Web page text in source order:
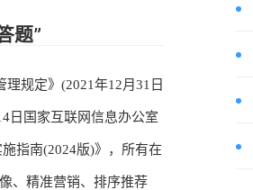
题”
规定》(2021年12月31日
日国家互联网信息办公室
指南(2024版)》，所有在
、精准营销、排序推荐